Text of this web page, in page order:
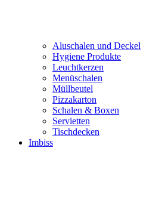
Aluschalen und Deckel
Hygiene Produkte
Leuchtkerzen
Menüschalen
Müllbeutel
Pizzakarton
Schalen & Boxen
Servietten
Tischdecken
Imbiss